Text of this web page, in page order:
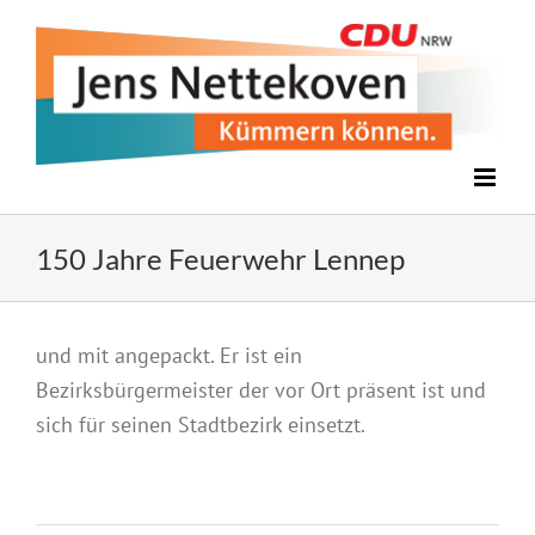
150 Jahre Feuerwehr Lennep
grösseres
Bild
und mit angepackt. Er ist ein
Bezirksbürgermeister der vor Ort präsent ist und
sich für seinen Stadtbezirk einsetzt.